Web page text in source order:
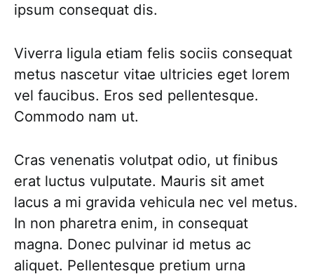
ipsum consequat dis.
Viverra ligula etiam felis sociis consequat
metus nascetur vitae ultricies eget lorem
vel faucibus. Eros sed pellentesque.
Commodo nam ut.
Cras venenatis volutpat odio, ut finibus
erat luctus vulputate. Mauris sit amet
lacus a mi gravida vehicula nec vel metus.
In non pharetra enim, in consequat
magna. Donec pulvinar id metus ac
aliquet. Pellentesque pretium urna